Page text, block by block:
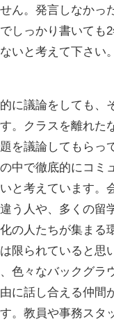
ん。発言しなかっ
しっかり書いても
いと考えて下さい。
に議論をしても、
。クラスを離れた
を議論してもらっ
中で徹底的にコミ
と考えています。
う人や、多くの留
の人たちが集まる
限られていると思
色々なバックグラ
に話し合える仲間
。教員や事務スタ